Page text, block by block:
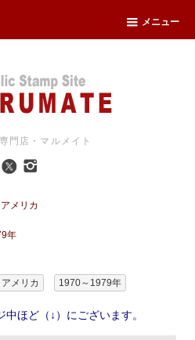
メニュー
門店・マルメイト
アメリカ
年
アメリカ 1970～1979年
中ほど（↓）にございます。